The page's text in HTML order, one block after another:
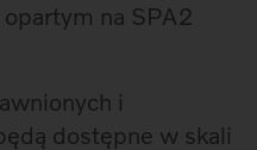
na SPA2
i
dostępne w skali